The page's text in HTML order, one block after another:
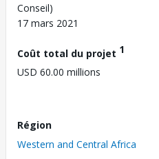
Conseil)
17 mars 2021
Coût total du projet 1
USD 60.00 millions
Région
Western and Central Africa